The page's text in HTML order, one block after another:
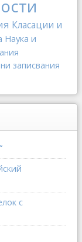
Класации и
Наука и
записвания
с